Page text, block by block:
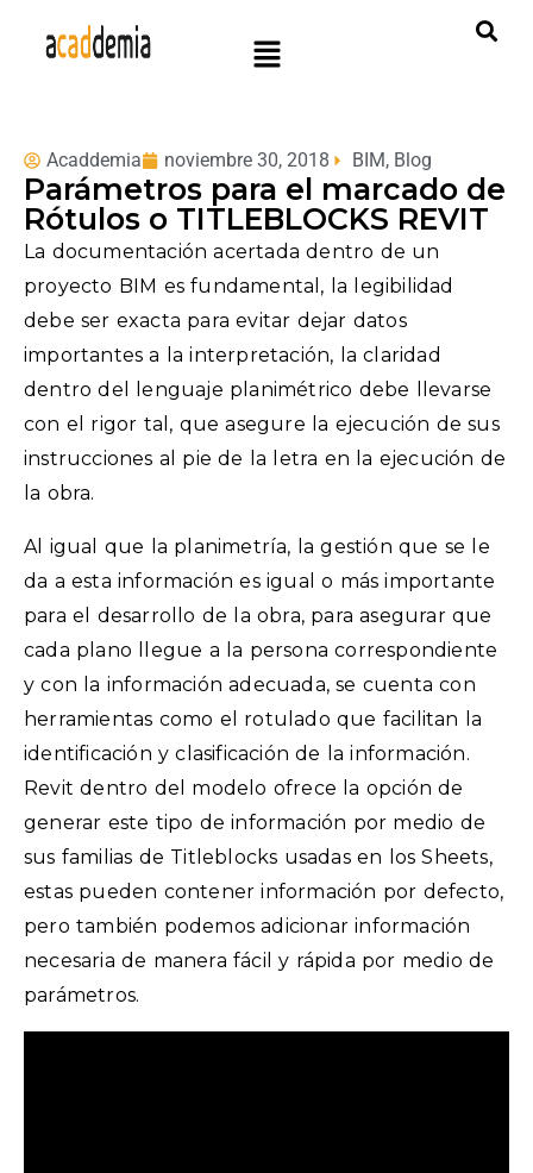
Acaddemia noviembre 30, 2018 BIM, Blog
Parámetros para el marcado de
Rótulos o TITLEBLOCKS REVIT
La documentación acertada dentro de un
proyecto BIM es fundamental, la legibilidad
debe ser exacta para evitar dejar datos
importantes a la interpretación, la claridad
dentro del lenguaje planimétrico debe llevarse
con el rigor tal, que asegure la ejecución de sus
instrucciones al pie de la letra en la ejecución de
la obra.
Al igual que la planimetría, la gestión que se le
da a esta información es igual o más importante
para el desarrollo de la obra, para asegurar que
cada plano llegue a la persona correspondiente
y con la información adecuada, se cuenta con
herramientas como el rotulado que facilitan la
identificación y clasificación de la información.
Revit dentro del modelo ofrece la opción de
generar este tipo de información por medio de
sus familias de Titleblocks usadas en los Sheets,
estas pueden contener información por defecto,
pero también podemos adicionar información
necesaria de manera fácil y rápida por medio de
parámetros.